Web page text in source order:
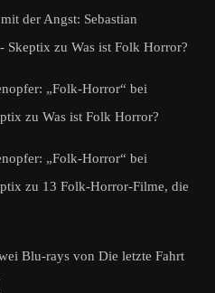
der Angst: Sebastian
Skeptix zu Was ist Folk Horror?
„Folk-Horror“ bei
zu Was ist Folk Horror?
„Folk-Horror“ bei
zu 13 Folk-Horror-Filme, die
Blu-rays von Die letzte Fahrt